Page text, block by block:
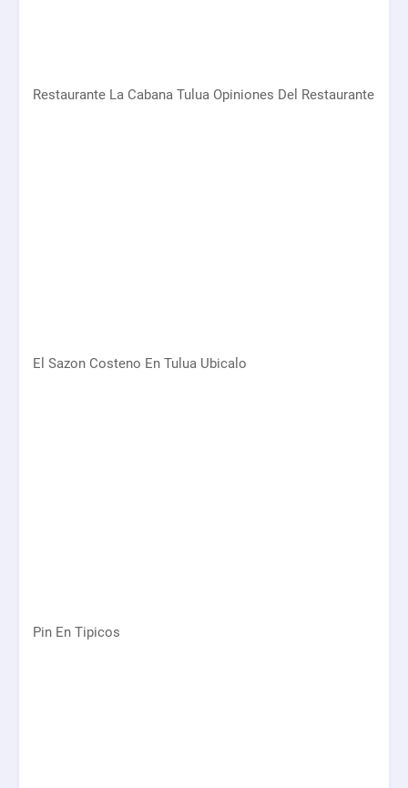
Restaurante La Cabana Tulua Opiniones Del Restaurante
El Sazon Costeno En Tulua Ubicalo
Pin En Tipicos